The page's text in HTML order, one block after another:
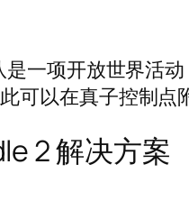
是一项开放世界活
以在真子控制点
2 解决方案